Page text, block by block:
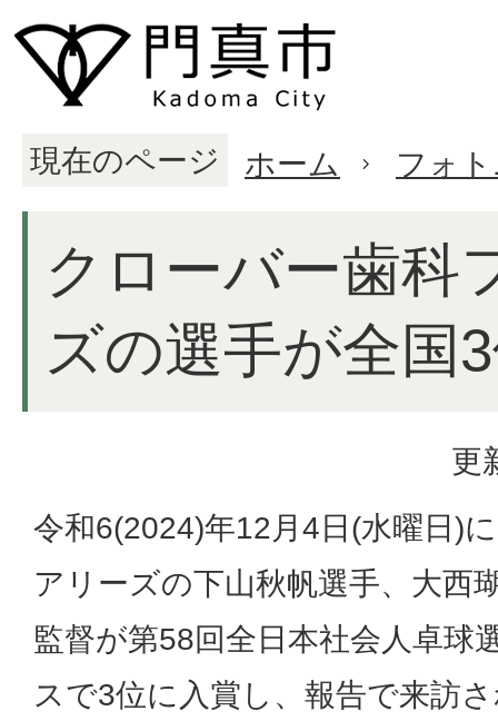
現在のページ ホーム フォ
クローバー歯科
ズの選手が全国
更
令和6(2024)年12月4日(水曜日)
アリーズの下山秋帆選手、大西
監督が第58回全日本社会人卓球
スで3位に入賞し、報告で来訪